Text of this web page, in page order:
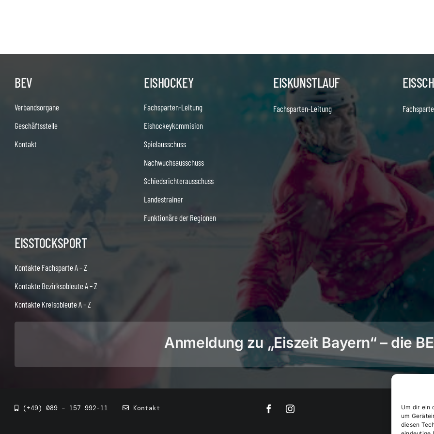
Um dir ein
um
diesen
BEV
Verbandsorgane
Geschäftsstelle
Kontakt
EISHOCKEY
Fachsparten-Leitung
Eishockeykommision
Spielausschuss
Nachwuchsausschuss
Schiedsrichterausschuss
Landestrainer
Funktionäre der Regionen
EISKUNSTLAUF
Fachsparten-Leitung
EISSTOCKSPORT
Kontakte Fachsparte A – Z
Kontakte Bezirksobleute A – Z
Kontakte Kreisobleute A – Z
Anmeldung zu „Eiszeit Bayern“ – die
(+49) 089 – 157 992-11 Kontakt